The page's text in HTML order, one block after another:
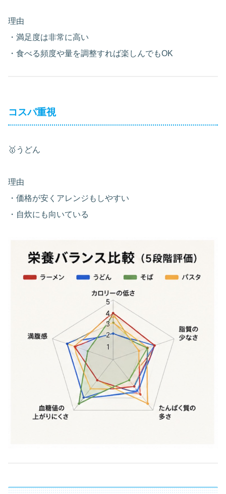
理由
・満足度は非常に高い
・食べる頻度や量を調整すれば楽しんでもOK
コスパ重視
🥇うどん
理由
・価格が安くアレンジもしやすい
・自炊にも向いている